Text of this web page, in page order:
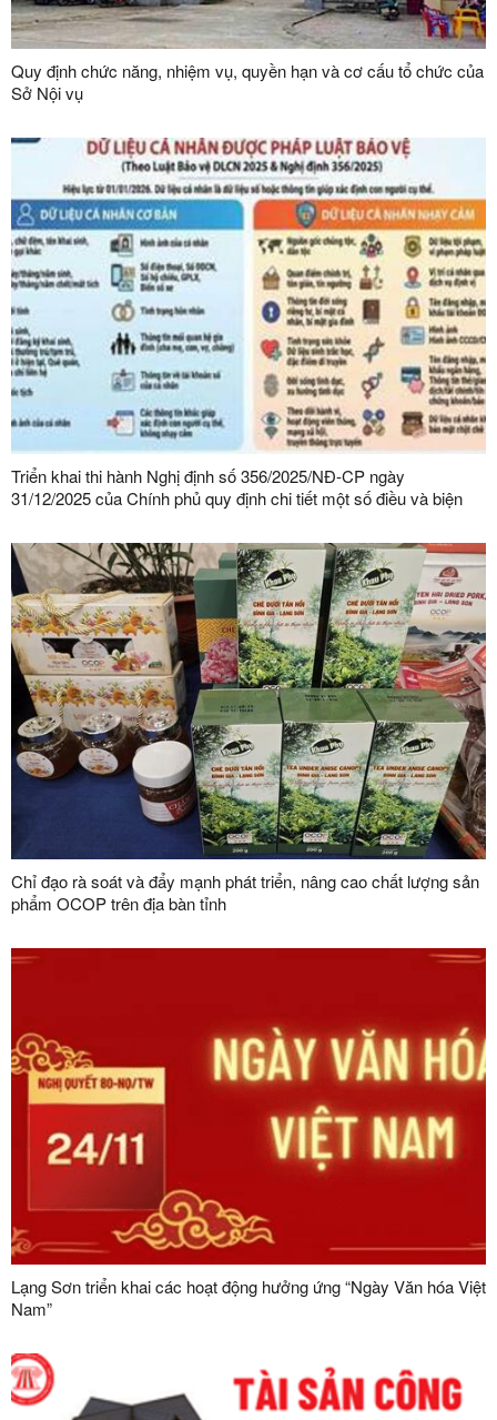
Quy định chức năng, nhiệm vụ, quyền hạn và cơ cấu tổ chức của
Sở Nội vụ
Triển khai thi hành Nghị định số 356/2025/NĐ-CP ngày
31/12/2025 của Chính phủ quy định chi tiết một số điều và biện
Sơn
Chỉ đạo rà soát và đẩy mạnh phát triển, nâng cao chất lượng sản
phẩm OCOP trên địa bàn tỉnh
Lạng Sơn triển khai các hoạt động hưởng ứng “Ngày Văn hóa Việt
Nam”